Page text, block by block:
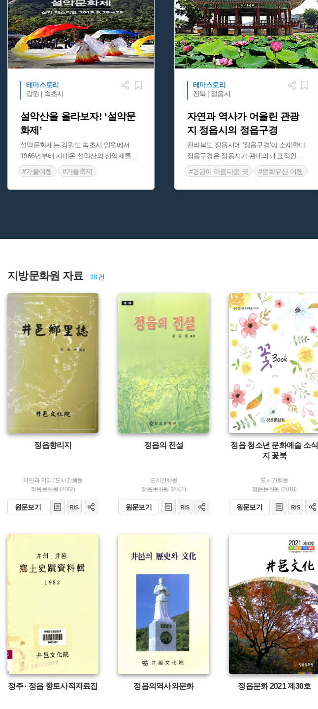
테마스토리
강원 | 속초시
설악산을 올라보자! ‘설악문
화제’
설악문화제는 강원도 속초시 일원에서
1966년부터 지내온 설악산의 산악제를
#가을여행
#가을축제
테마스토리
전북 | 정읍시
자연과 역사가 어울린 관광
지 정읍시의 정읍구경
전라북도 정읍시에 ‘정읍구경’이 소재한다.
정읍구경은 정읍시가 관내의 대표적인
#경관이 아름다운 곳
#문화유산 여행
지방문화원 자료 18건
주제 :
유형 :
발행 :
생산 :
정읍향리지
자연과 지리 /도서간행물
정읍문화원 (2002)
원문보기
유형 :
발행 :
정읍의 전설
도서간행물
정읍문화원 (2001)
원문보기
유형 :
발행 :
생산 :
정읍 청소년 문화예술 소식
지 꽃북
도서간행물
정읍문화원 (2018)
원문보기
유형 :
발행 :
정주 · 정읍 향토사적자료집
발행 :
정읍의역사와문화
생산 :
정읍문화 2021 제30호